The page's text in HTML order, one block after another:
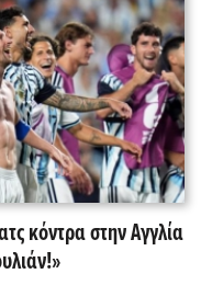
κόντρα στην Αγγλία